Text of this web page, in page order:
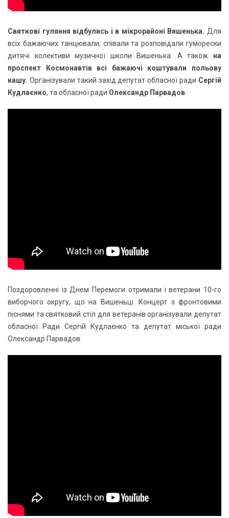
Святкові гуляння відбулись і в мікрорайоні Вишенька. Для
всіх бажаючих танцювали, співали та розповідали гуморески
дитячі колективи музичної школи Вишенька. А також на
проспект Космонавтів всі бажаючі коштували польову
кашу. Організували такий захід депутат обласної ради Сергій
Кудлаєнко, та обласної ради Олександр Парвадов
Поздоровленні із Днем Перемоги отримали і ветерани 10-го
виборчого округу, що на Вишеньці. Концерт з фронтовими
піснями та святковий стіл для ветеранів організували депутат
обласної Ради Сергій Кудлаєнко та депутат міської ради
Олександр Парвадов.